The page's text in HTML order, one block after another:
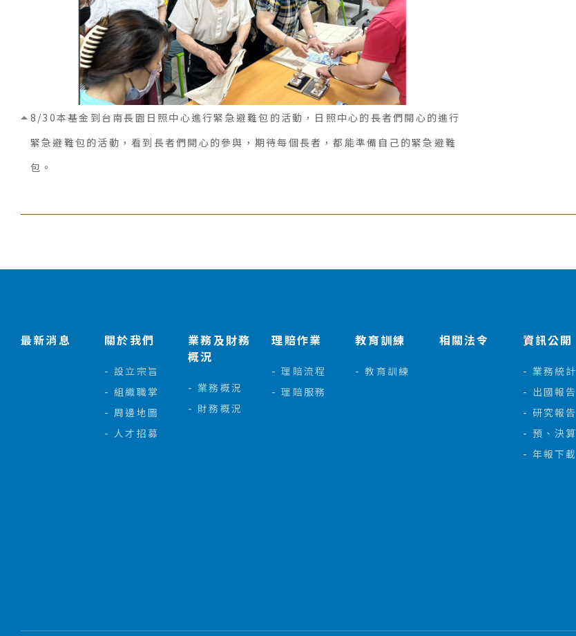
8/30本基金到台南長園日照中心進行緊急避難包的活動，日照中心的長者們開心的進行
緊急避難包的活動，看到長者們開心的參與，期待每個長者，都能準備自己的緊急避難
包。
最新消息 關於我們
設立宗旨
組織職掌
周邊地圖
人才招募
業務及財務
概況
業務概況
財務概況
理賠作業
理賠流程
理賠服務
教育訓練
教育訓練
相關法令 資訊公開
業務統計
出國報告
研究報告
預、決算
年報下載